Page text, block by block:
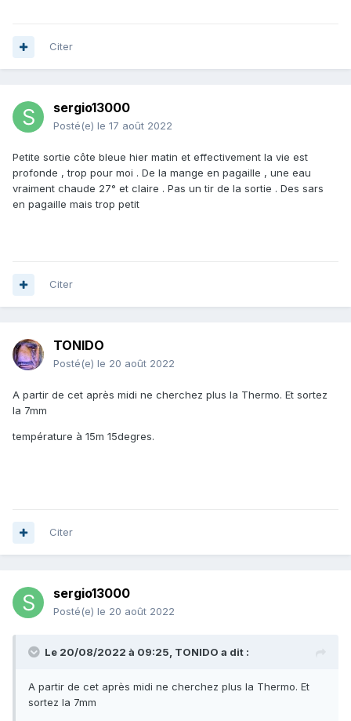
Citer
sergio13000
Posté(e) le 17 août 2022
Petite sortie côte bleue hier matin et effectivement la vie est
profonde , trop pour moi . De la mange en pagaille , une eau
vraiment chaude 27° et claire . Pas un tir de la sortie . Des sars
en pagaille mais trop petit
Citer
TONIDO
Posté(e) le 20 août 2022
A partir de cet après midi ne cherchez plus la Thermo. Et sortez
la 7mm
température à 15m 15degres.
Citer
sergio13000
Posté(e) le 20 août 2022
Le 20/08/2022 à 09:25, TONIDO a dit :
A partir de cet après midi ne cherchez plus la Thermo. Et
sortez la 7mm